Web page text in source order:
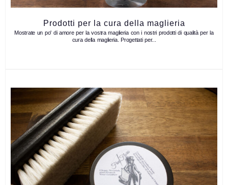
Prodotti per la cura della maglieria
Mostrate un po' di amore per la vostra maglieria con i nostri prodotti di qualità per la
cura della maglieria. Progettati per...